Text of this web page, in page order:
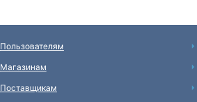
Пользователям
Магазинам
Поставщикам